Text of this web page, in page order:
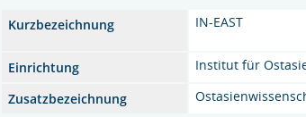
Kurzbezeichnung IN-EAST
Einrichtung
Institut für
Zusatzbezeichnung